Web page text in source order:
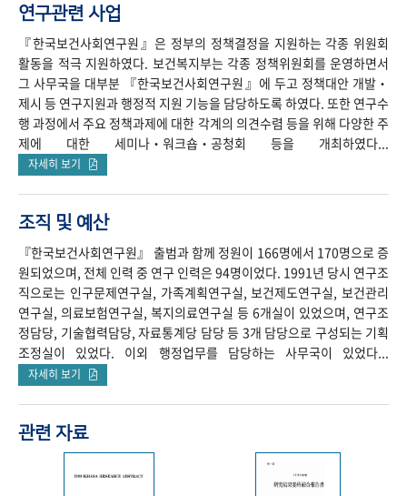
연구관련 사업
『한국보건사회연구원』은 정부의 정책결정을 지원하는 각종 위원회
활동을 적극 지원하였다. 보건복지부는 각종 정책위원회를 운영하면서
그 사무국을 대부분 『한국보건사회연구원』에 두고 정책대안 개발‧
제시 등 연구지원과 행정적 지원 기능을 담당하도록 하였다. 또한 연구수
행 과정에서 주요 정책과제에 대한 각계의 의견수렴 등을 위해 다양한 주
제에 대한 세미나‧워크숍‧공청회 등을 개최하였다...
자세히 보기
조직 및 예산
『한국보건사회연구원』 출범과 함께 정원이 166명에서 170명으로 증
원되었으며, 전체 인력 중 연구 인력은 94명이었다. 1991년 당시 연구조
직으로는 인구문제연구실, 가족계획연구실, 보건제도연구실, 보건관리
연구실, 의료보험연구실, 복지의료연구실 등 6개실이 있었으며, 연구조
정담당, 기술협력담당, 자료통계당 담당 등 3개 담당으로 구성되는 기획
조정실이 있었다. 이외 행정업무를 담당하는 사무국이 있었다...
자세히 보기
관련 자료